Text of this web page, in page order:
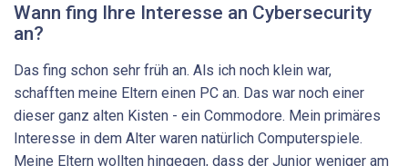
Wann fing Ihre Interesse an Cybersecurity
an?
Das fing schon sehr früh an. Als ich noch klein war,
schafften meine Eltern einen PC an. Das war noch einer
dieser ganz alten Kisten - ein Commodore. Mein primäres
Interesse in dem Alter waren natürlich Computerspiele.
Meine Eltern wollten hingegen, dass der Junior weniger am